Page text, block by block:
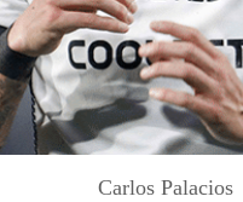
Carlos Palacios